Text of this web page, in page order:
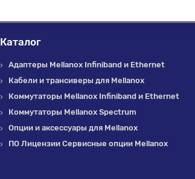
Каталог
Адаптеры Mellanox Infiniband и Ethernet
Кабели и трансиверы для Mellanox
Коммутаторы Mellanox Infiniband и Ethernet
Коммутаторы Mellanox Spectrum
Опции и аксессуары для Mellanox
ПО Лицензии Сервисные опции Mellanox